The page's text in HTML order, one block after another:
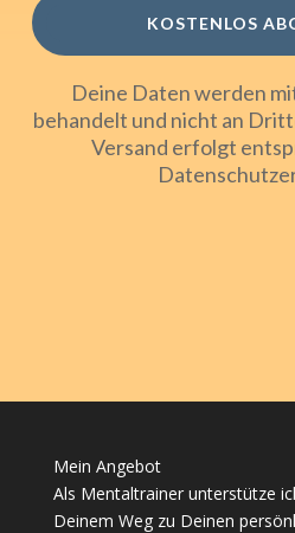
KOSTENLOS
Deine Daten werden
behandelt und nicht an
Versand erfolgt
Mein Angebot
Als Mentaltrainer unterstütze
Deinem Weg zu Deinen